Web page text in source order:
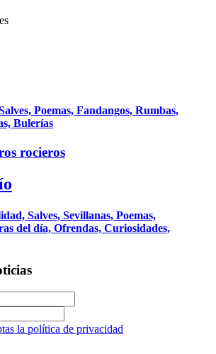
Poemas, Fandangos, Rumbas,
Bulerías
rocieros
Salves, Sevillanas, Poemas,
del día, Ofrendas, Curiosidades,
la política de privacidad